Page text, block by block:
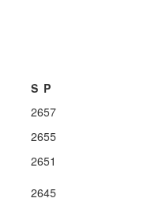
S P
2657
2655
2651
2645